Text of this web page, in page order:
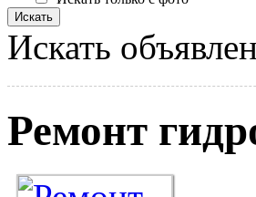
Искать
Ремонт